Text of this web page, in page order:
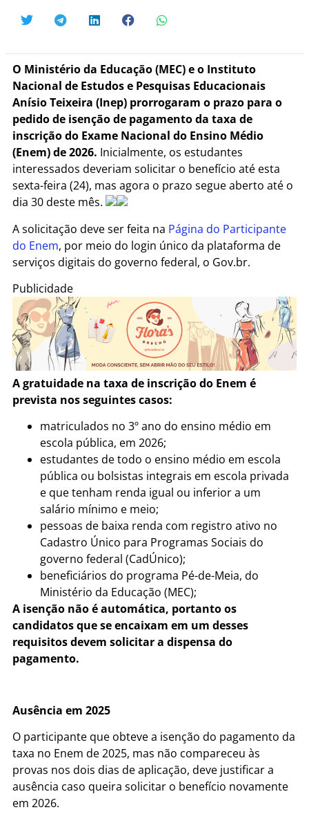
O Ministério da Educação (MEC) e o Instituto
Nacional de Estudos e Pesquisas Educacionais
Anísio Teixeira (Inep) prorrogaram o prazo para o
pedido de isenção de pagamento da taxa de
inscrição do Exame Nacional do Ensino Médio
(Enem) de 2026. Inicialmente, os estudantes
interessados deveriam solicitar o benefício até esta
sexta-feira (24), mas agora o prazo segue aberto até o
dia 30 deste mês.
A solicitação deve ser feita na Página do Participante
do Enem, por meio do login único da plataforma de
serviços digitais do governo federal, o Gov.br.
Publicidade
A gratuidade na taxa de inscrição do Enem é
prevista nos seguintes casos:
matriculados no 3º ano do ensino médio em
escola pública, em 2026;
estudantes de todo o ensino médio em escola
pública ou bolsistas integrais em escola privada
e que tenham renda igual ou inferior a um
salário mínimo e meio;
pessoas de baixa renda com registro ativo no
Cadastro Único para Programas Sociais do
governo federal (CadÚnico);
beneficiários do programa Pé-de-Meia, do
Ministério da Educação (MEC);
A isenção não é automática, portanto os
candidatos que se encaixam em um desses
requisitos devem solicitar a dispensa do
pagamento.
Ausência em 2025
O participante que obteve a isenção do pagamento da
taxa no Enem de 2025, mas não compareceu às
provas nos dois dias de aplicação, deve justificar a
ausência caso queira solicitar o benefício novamente
em 2026.